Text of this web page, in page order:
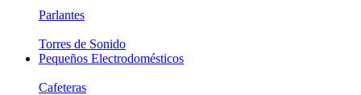
Parlantes
Torres de Sonido
Pequeños Electrodomésticos
Cafeteras